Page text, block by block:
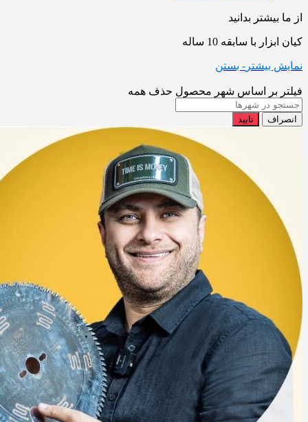
از ما بیشتر بدانید
کیان ابزار با سابقه 10 ساله
نمایش بیشتر - بستن
فیلتر بر اساس شهر محصول حذف همه
انصراف تایید